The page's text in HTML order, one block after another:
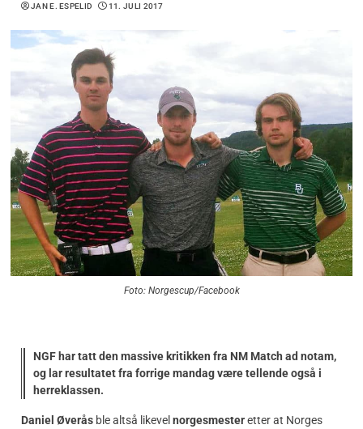
JAN E. ESPELID 11. JULI 2017
Foto: Norgescup/Facebook
NGF har tatt den massive kritikken fra NM Match ad notam,
og lar resultatet fra forrige mandag være tellende også i
herreklassen.
Daniel Øverås ble altså likevel norgesmesteretter at Norges